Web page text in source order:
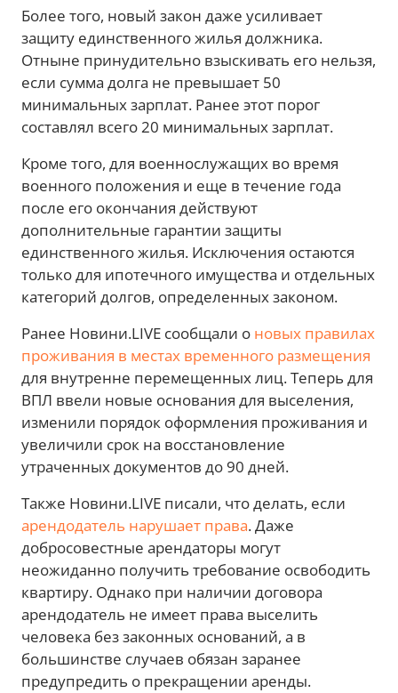
Более того, новый закон даже усиливает
защиту единственного жилья должника.
Отныне принудительно взыскивать его нельзя,
если сумма долга не превышает 50
минимальных зарплат. Ранее этот порог
составлял всего 20 минимальных зарплат.
Кроме того, для военнослужащих во время
военного положения и еще в течение года
после его окончания действуют
дополнительные гарантии защиты
единственного жилья. Исключения остаются
только для ипотечного имущества и отдельных
категорий долгов, определенных законом.
Ранее Новини.LIVE сообщали о новых правилах
проживания в местах временного размещения
для внутренне перемещенных лиц. Теперь для
ВПЛ ввели новые основания для выселения,
изменили порядок оформления проживания и
увеличили срок на восстановление
утраченных документов до 90 дней.
Также Новини.LIVE писали, что делать, если
арендодатель нарушает права. Даже
добросовестные арендаторы могут
неожиданно получить требование освободить
квартиру. Однако при наличии договора
арендодатель не имеет права выселить
человека без законных оснований, а в
большинстве случаев обязан заранее
предупредить о прекращении аренды.